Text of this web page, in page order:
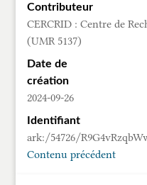
Contributeur
CERCRID : Centre de
(UMR 5137)
Date de
création
2024-09-26
Identifiant
ark:/54726/
Contenu précédent